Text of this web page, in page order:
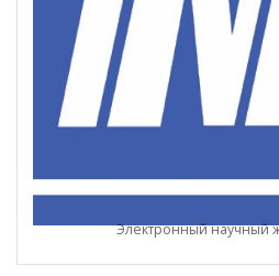
Электронный научный